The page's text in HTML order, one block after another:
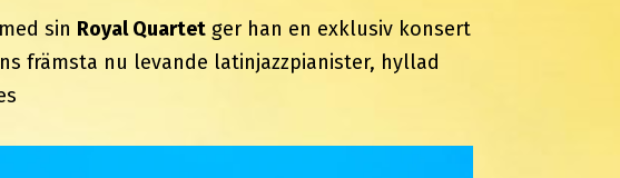
sin Royal Quartet ger han en exklusiv konsert
främsta nu levande latinjazzpianister, hyllad